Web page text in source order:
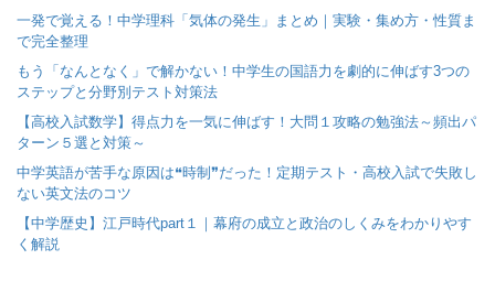
一発で覚える！中学理科「気体の発生」まとめ｜実験・集め方・性質ま
で完全整理
もう「なんとなく」で解かない！中学生の国語力を劇的に伸ばす3つの
ステップと分野別テスト対策法
【高校入試数学】得点力を一気に伸ばす！大問１攻略の勉強法～頻出パ
ターン５選と対策～
中学英語が苦手な原因は❝時制❞だった！定期テスト・高校入試で失敗し
ない英文法のコツ
【中学歴史】江戸時代part１｜幕府の成立と政治のしくみをわかりやす
く解説